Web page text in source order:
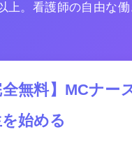
上。看護師の自由な
全無料】MCナ
始める